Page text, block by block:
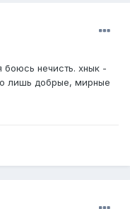
нечисть. хнык -
лишь добрые, мирные